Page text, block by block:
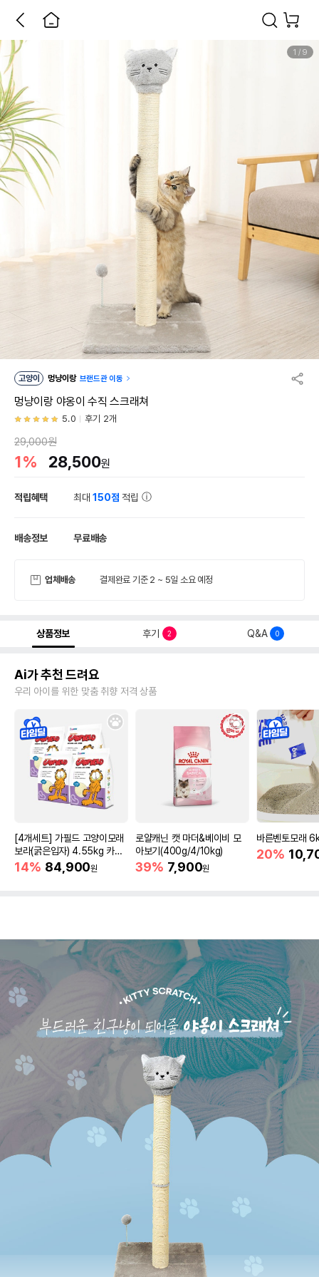
1 / 9
고양이 멍냥이랑 브랜드관 이동
멍냥이랑 야옹이 수직 스크래쳐
5.0 후기 2개
29,000원
1% 28,500원
적립혜택 최대150점 적립
배송정보 무료배송
업체배송 결제완료 기준 2 ~ 5일 소요 예정
상품정보 후기 2 Q&A 0
Ai가 추천 드려요
우리 아이를 위한 맞춤 취향 저격 상품
[4개세트] 가필드 고양이모래
보라(굵은입자) 4.55kg 카사
바모래
14% 84,900원
로얄캐닌 캣 마더&베이비 모
아보기(400g/4/10kg)
39% 7,900원
바른벤토모래
20%